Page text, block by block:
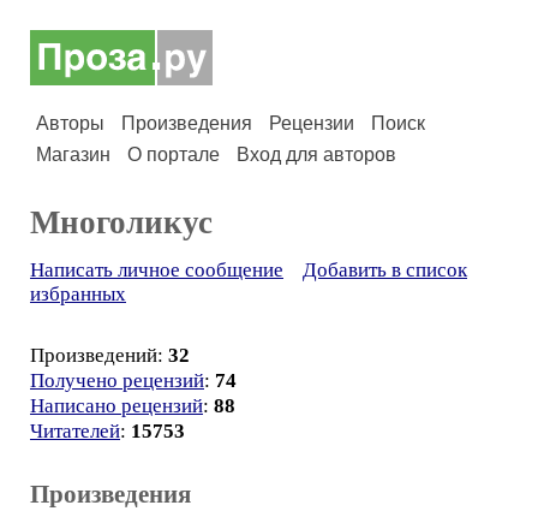
Авторы Произведения Рецензии
Поиск
Магазин
О портале Вход для авторов
Многоликус
Написать личное сообщение
Добавить в список
избранных
Произведений: 32
Получено рецензий: 74
Написано рецензий: 88
Читателей: 15753
Произведения